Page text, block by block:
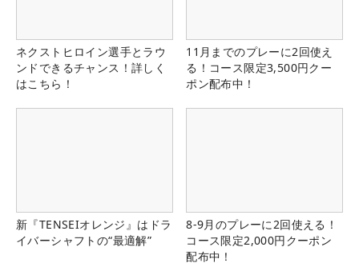
ネクストヒロイン選手とラウ
ンドできるチャンス！詳しく
はこちら！
11月までのプレーに2回使え
る！コース限定3,500円クー
ポン配布中！
新『TENSEIオレンジ』はドラ
イバーシャフトの“最適解”
8-9月のプレーに2回使える！
コース限定2,000円クーポン
配布中！